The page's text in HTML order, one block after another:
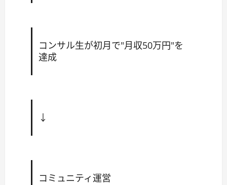
コンサル生が初月で"月収50万円"を
達成
↓
コミュニティ運営